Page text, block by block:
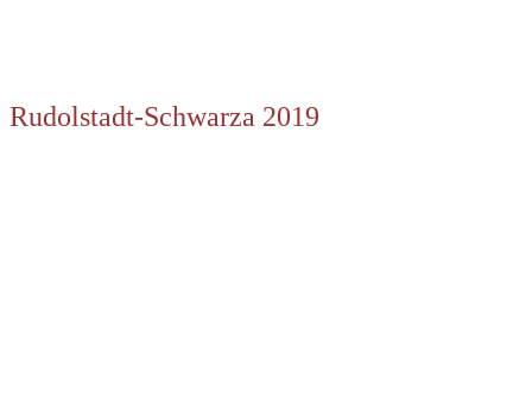
Rudolstadt-Schwarza 2019